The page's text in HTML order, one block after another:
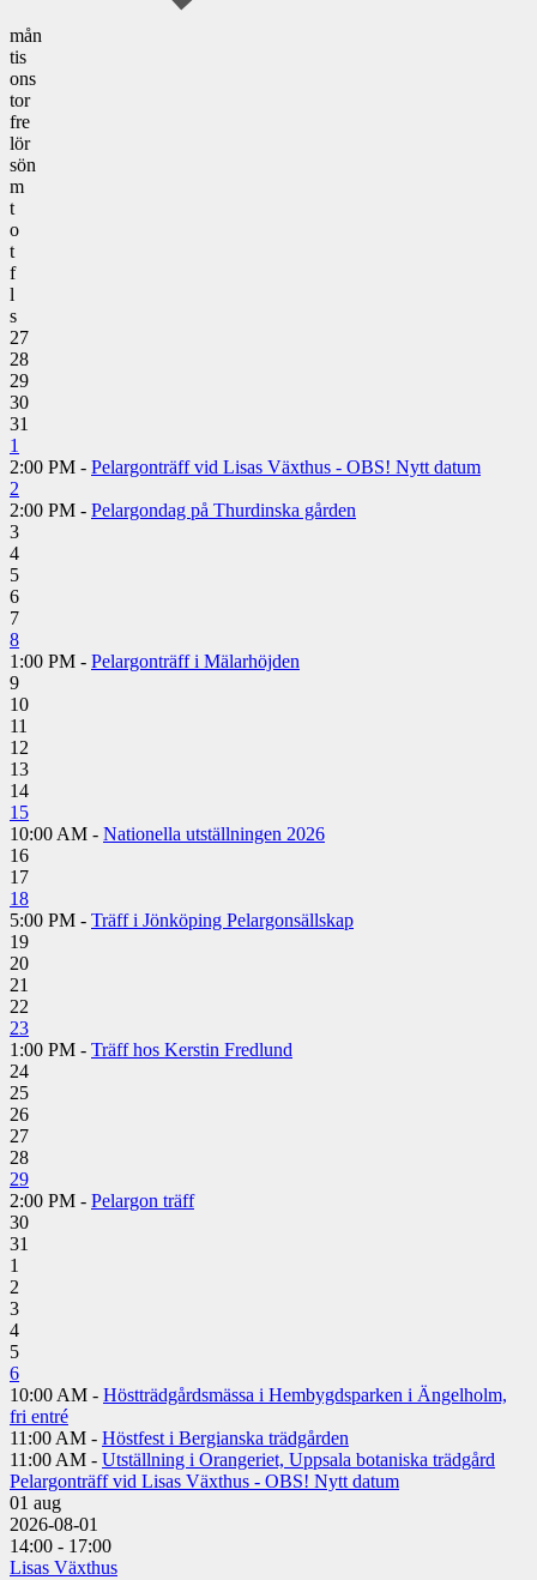
mån
tis
ons
tor
fre
lör
sön
m
t
o
t
f
l
s
27
28
29
30
31
1
2:00 PM - Pelargonträff vid Lisas Växthus - OBS! Nytt datum
2
2:00 PM - Pelargondag på Thurdinska gården
3
4
5
6
7
8
1:00 PM - Pelargonträff i Mälarhöjden
9
10
11
12
13
14
15
10:00 AM - Nationella utställningen 2026
16
17
18
5:00 PM - Träff i Jönköping Pelargonsällskap
19
20
21
22
23
1:00 PM - Träff hos Kerstin Fredlund
24
25
26
27
28
29
2:00 PM - Pelargon träff
30
31
1
2
3
4
5
6
10:00 AM - Höstträdgårdsmässa i Hembygdsparken i Ängelholm,
fri entré
11:00 AM - Höstfest i Bergianska trädgården
11:00 AM - Utställning i Orangeriet, Uppsala botaniska trädgård
Pelargonträff vid Lisas Växthus - OBS! Nytt datum
01 aug
2026-08-01
14:00 - 17:00
Lisas Växthus